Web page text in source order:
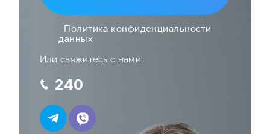
Или свяжитесь с нами:
240
Политика конфиденциальности
данных